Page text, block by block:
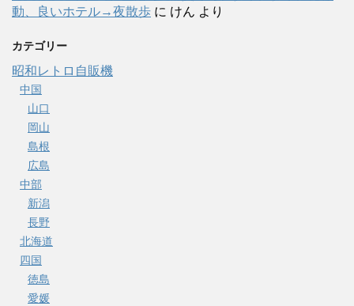
動、良いホテル→夜散歩 に けん より
カテゴリー
昭和レトロ自販機
中国
山口
岡山
島根
広島
中部
新潟
長野
北海道
四国
徳島
愛媛